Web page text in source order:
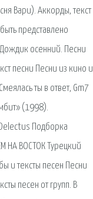
Вари). Аккорды, текст
представлено
осенний. Песни
песни Песни из кино и
ты в ответ, Gm7
(1998).
Подборка
НА ВОСТОК Турецкий
и тексты песен Песни
песен от групп. В